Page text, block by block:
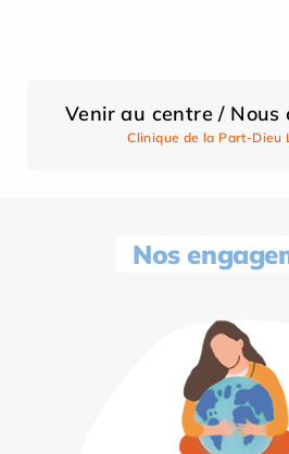
Venir au centre / Nous
Clinique de la Part-Dieu
Nos